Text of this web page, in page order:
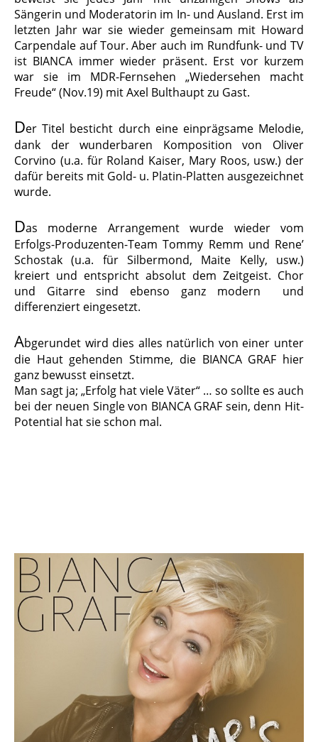
Sängerin und Moderatorin im In- und Ausland. Erst im
letzten Jahr war sie wieder gemeinsam mit Howard
Carpendale auf Tour. Aber auch im Rundfunk- und TV
ist BIANCA immer wieder präsent. Erst vor kurzem
war sie im MDR-Fernsehen „Wiedersehen macht
Freude“ (Nov.19) mit Axel Bulthaupt zu Gast.
Der Titel besticht durch eine einprägsame Melodie,
dank der wunderbaren Komposition von Oliver
Corvino (u.a. für Roland Kaiser, Mary Roos, usw.) der
dafür bereits mit Gold- u. Platin-Platten ausgezeichnet
wurde.
Das moderne Arrangement wurde wieder vom
Erfolgs-Produzenten-Team Tommy Remm und Rene’
Schostak (u.a. für Silbermond, Maite Kelly, usw.)
kreiert und entspricht absolut dem Zeitgeist. Chor
und Gitarre sind ebenso ganz modern und
differenziert eingesetzt.
Abgerundet wird dies alles natürlich von einer unter
die Haut gehenden Stimme, die BIANCA GRAF hier
ganz bewusst einsetzt.
Man sagt ja; „Erfolg hat viele Väter“ … so sollte es auch
bei der neuen Single von BIANCA GRAF sein, denn Hit-
Potential hat sie schon mal.